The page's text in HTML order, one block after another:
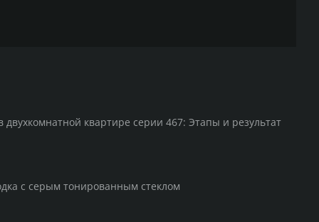
двухкомнатной квартире серии 467: Этапы и результат
с серым тонированным стеклом